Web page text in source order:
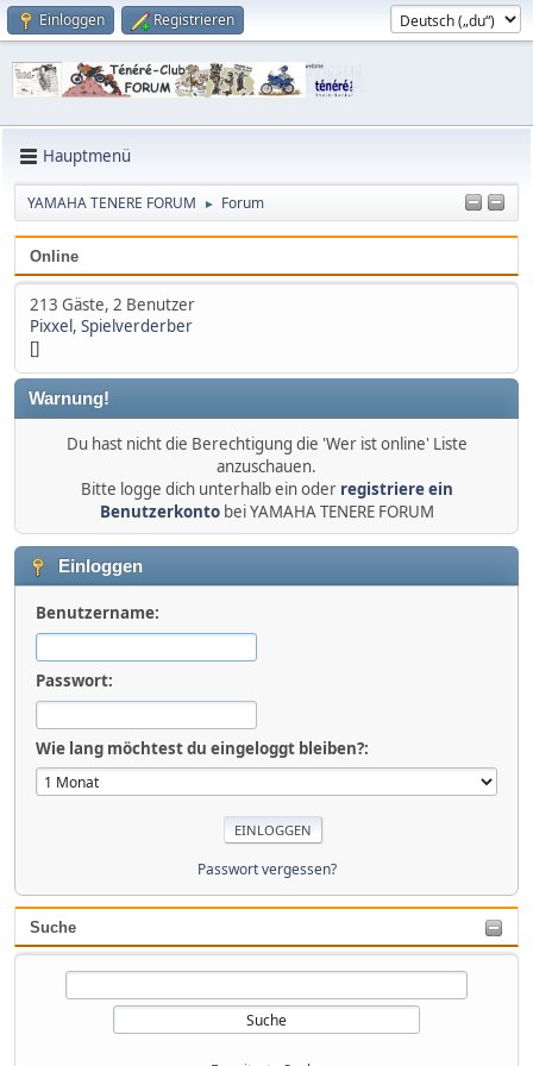
Einloggen Registrieren
Hauptmenü
YAMAHA TENERE FORUM ► Forum
Suche
Online
213 Gäste, 2 Benutzer
Pixxel, Spielverderber
[]
Warnung!
Du hast nicht die Berechtigung die 'Wer ist online' Liste
anzuschauen.
Bitte logge dich unterhalb ein oder registriere ein
Benutzerkontobei YAMAHA TENERE FORUM
Einloggen
Benutzername:
Passwort:
Wie lang möchtest du eingeloggt bleiben?:
Passwort vergessen?